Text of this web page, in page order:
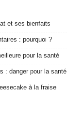
et ses bienfaits
: pourquoi ?
pour la santé
: danger pour la santé
à la fraise